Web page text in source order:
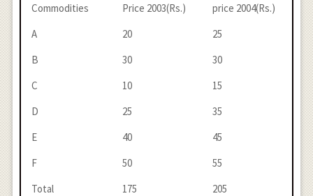
Commodities Price 2003(Rs.)
price 2004(Rs.)
A
20
25
B
30
30
C
10
15
D
25
35
E
40
45
F
50
55
Total
175 205